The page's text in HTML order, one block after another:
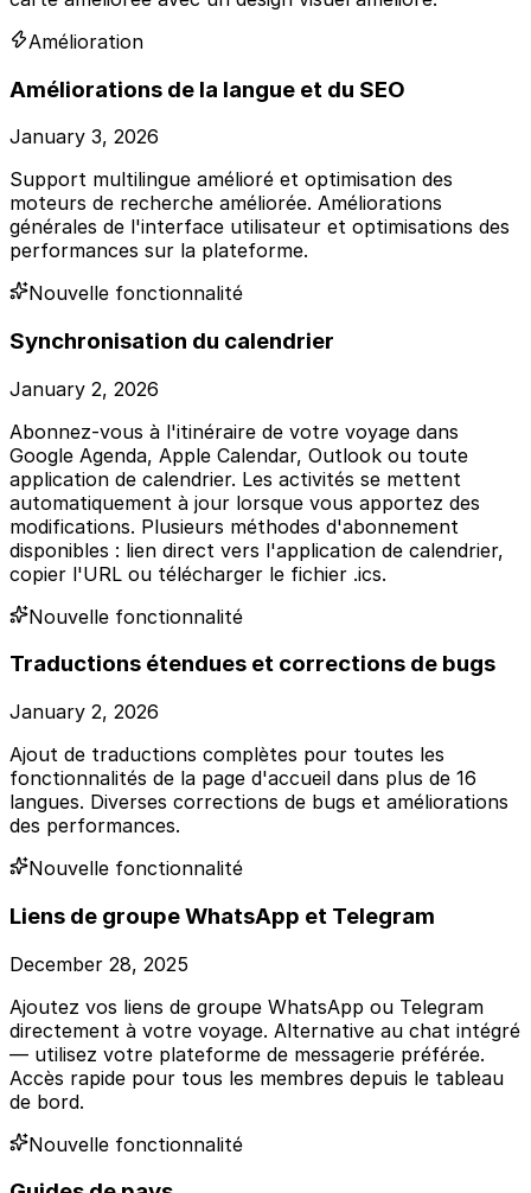
Amélioration
Améliorations de la langue et du SEO
January 3, 2026
Support multilingue amélioré et optimisation des
moteurs de recherche améliorée. Améliorations
générales de l'interface utilisateur et optimisations des
performances sur la plateforme.
Nouvelle fonctionnalité
Synchronisation du calendrier
January 2, 2026
Abonnez-vous à l'itinéraire de votre voyage dans
Google Agenda, Apple Calendar, Outlook ou toute
application de calendrier. Les activités se mettent
automatiquement à jour lorsque vous apportez des
modifications. Plusieurs méthodes d'abonnement
disponibles : lien direct vers l'application de calendrier,
copier l'URL ou télécharger le fichier .ics.
Nouvelle fonctionnalité
Traductions étendues et corrections de bugs
January 2, 2026
Ajout de traductions complètes pour toutes les
fonctionnalités de la page d'accueil dans plus de 16
langues. Diverses corrections de bugs et améliorations
des performances.
Nouvelle fonctionnalité
Liens de groupe WhatsApp et Telegram
December 28, 2025
Ajoutez vos liens de groupe WhatsApp ou Telegram
directement à votre voyage. Alternative au chat intégré
— utilisez votre plateforme de messagerie préférée.
Accès rapide pour tous les membres depuis le tableau
de bord.
Nouvelle fonctionnalité